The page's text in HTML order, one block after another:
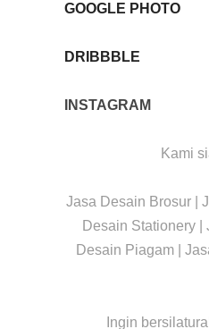
GOOGLE PHOTO
DRIBBBLE
INSTAGRAM
Kami
Jasa Desain Brosur |
Desain Stationery
Desain Piagam |
Ingin